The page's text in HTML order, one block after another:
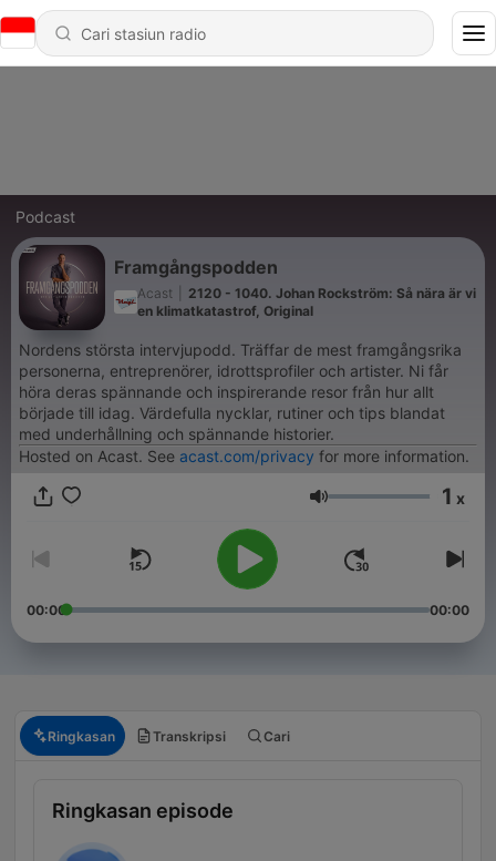
Podcast
Framgångspodden
Acast
2120 - 1040. Johan Rockström: Så nära är vi
en klimatkatastrof, Original
Nordens största intervjupodd. Träffar de mest framgångsrika
personerna, entreprenörer, idrottsprofiler och artister. Ni får
höra deras spännande och inspirerande resor från hur allt
började till idag. Värdefulla nycklar, rutiner och tips blandat
med underhållning och spännande historier.
Hosted on Acast. See acast.com/privacy for more information.
Volume 1 x
00:00 00:00
Ringkasan Transkripsi Cari
Ringkasan episode